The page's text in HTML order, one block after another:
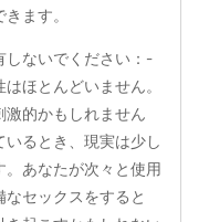
ます。
しないでください：-
ほとんどいません。
激的かもしれません
るとき、現実は少し
。あなたが次々と使用
セックスをすると